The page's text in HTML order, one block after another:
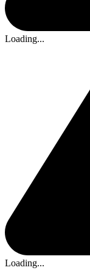
Loading...
Loading...